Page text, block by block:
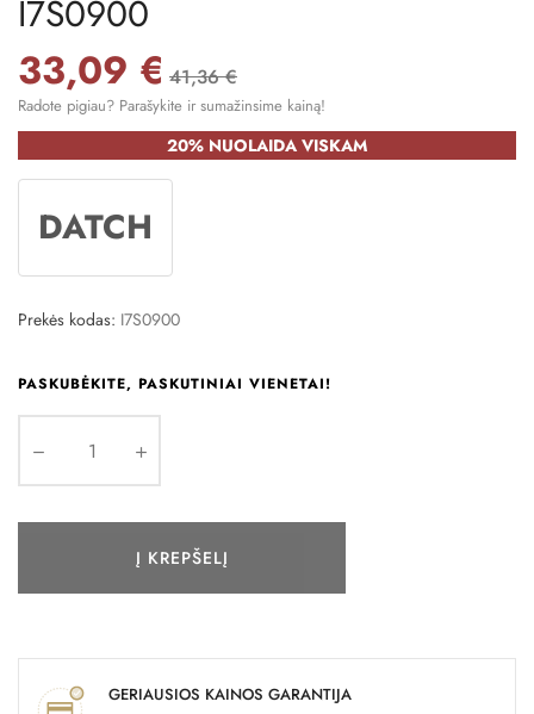
I7S0900
33,09 € 41,36 €
Radote pigiau? Parašykite ir sumažinsime kainą!
20% NUOLAIDA VISKAM
DATCH
Prekės kodas: I7S0900
PASKUBĖKITE, PASKUTINIAI VIENETAI!
Į KREPŠELĮ
GERIAUSIOS KAINOS GARANTIJA